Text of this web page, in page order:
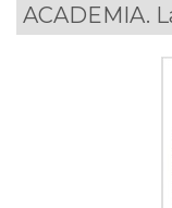
ACADEMIA.